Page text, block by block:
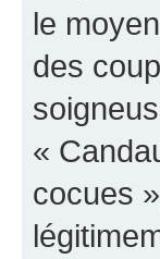
le
des
«
cocues